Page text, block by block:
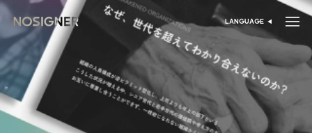
خانه انتخاب زبان
LANGUAGE